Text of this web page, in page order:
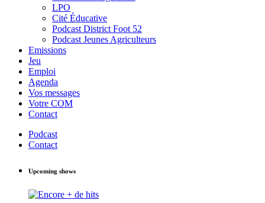
LPO
Cité Éducative
Podcast District Foot 52
Podcast Jeunes Agriculteurs
Emissions
Jeu
Emploi
Agenda
Vos messages
Votre COM
Contact
Podcast
Contact
Upcoming shows